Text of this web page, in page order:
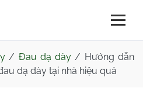
/ Đau dạ dày / Hướng dẫn
dạ dày tại nhà hiệu quả